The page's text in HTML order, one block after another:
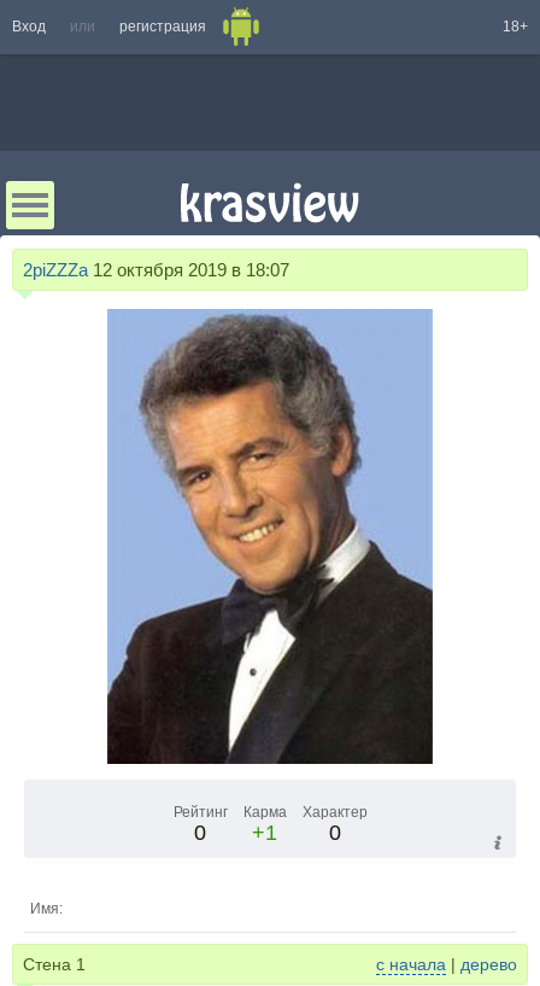
Вход или регистрация 18+
2piZZZa 12 октября 2019 в 18:07
Рейтинг
0
Карма
+1
Характер
0
Имя:
Стена 1 с начала | дерево